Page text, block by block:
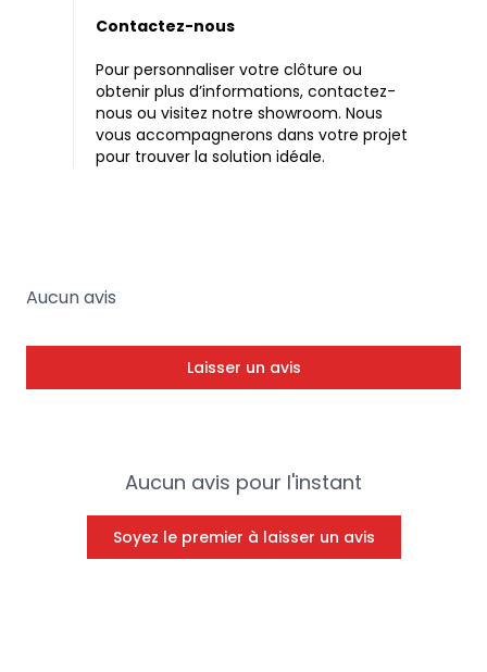
Contactez-nous
Pour personnaliser votre clôture ou
obtenir plus d’informations, contactez-
nous ou visitez notre showroom. Nous
vous accompagnerons dans votre projet
pour trouver la solution idéale.
Aucun avis pour l'instant
Soyez le premier à laisser un avis
Aucun avis
Laisser un avis